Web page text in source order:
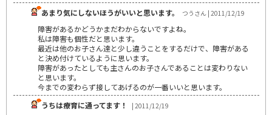
あまり気にしないほうがいいと思います。
つうさん | 2011/12/19
障害があるかどうかまだわからないですよね。
私は障害も個性だと思います。
最近は他のお子さん達と少し違うことをするだけで、障害がある
と決め付けているように思います。
障害があったとしても主さんのお子さんであることは変わりない
と思います。
今までの変わらず接してあげるのが一番いいと思います。
うちは療育に通ってます！
| 2011/12/19